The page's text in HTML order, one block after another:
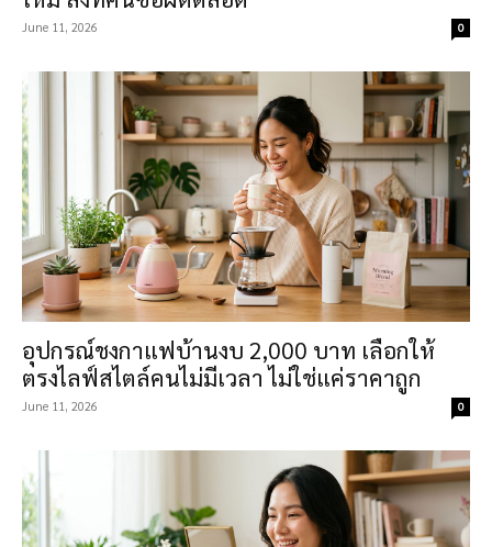
June 11, 2026 0
อุปกรณ์ชงกาแฟบ้านงบ 2,000 บาท เลือกให้
ตรงไลฟ์สไตล์คนไม่มีเวลา ไม่ใช่แค่ราคาถูก
June 11, 2026 0